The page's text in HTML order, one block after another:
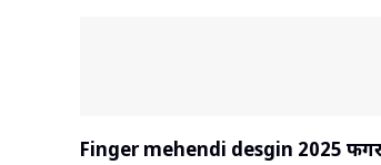
Finger mehendi desgin 2025